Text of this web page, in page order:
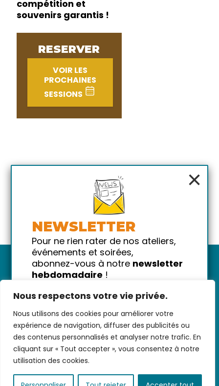
Nous respectons votre vie privée.
Nous utilisons des cookies pour améliorer votre
expérience de navigation, diffuser des publicités ou
des contenus personnalisés et analyser notre trafic. En
cliquant sur « Tout accepter », vous consentez à notre
utilisation des cookies.
compétition et
souvenirs garantis !
RESERVER
VOIR LES
PROCHAINES
SESSIONS
Nous contacter- CGV/CGU-Données
personnelles-Infos pratiques- FAQ
×
NEWSLETTER
Pour ne rien rater de nos ateliers,
événements et soirées,
abonnez-vous à notre newsletter
hebdomadaire !
!
Votre email